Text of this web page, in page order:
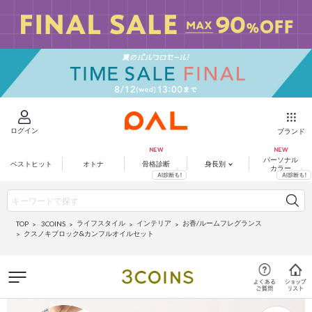
ログイン ブランド
ベストヒット オトナ 骨格診断 身長別
パーソナル
カラー
TOP 3COINS ライフスタイル インテリア
お香/ルームフレグランス
クスノキブロック&カンフルオイルセット